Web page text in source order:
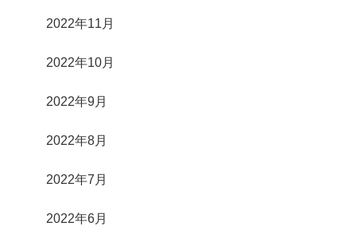
2022年11月
2022年10月
2022年9月
2022年8月
2022年7月
2022年6月